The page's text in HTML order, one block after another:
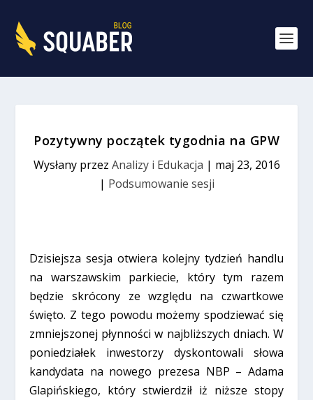
Pozytywny początek tygodnia na GPW
Wysłany przez Analizy i Edukacja | maj 23, 2016
| Podsumowanie sesji
Dzisiejsza sesja otwiera kolejny tydzień handlu
na warszawskim parkiecie, który tym razem
będzie skrócony ze względu na czwartkowe
święto. Z tego powodu możemy spodziewać się
zmniejszonej płynności w najbliższych dniach. W
poniedziałek inwestorzy dyskontowali słowa
kandydata na nowego prezesa NBP – Adama
Glapińskiego, który stwierdził iż niższe stopy